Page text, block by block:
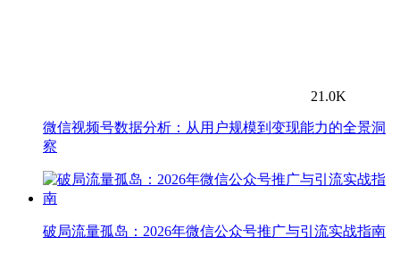
21.0K
微信视频号数据分析：从用户规模到变现能力的全景洞
察
破局流量孤岛：2026年微信公众号推广与引流实战指南